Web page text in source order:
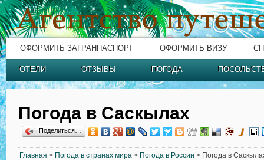
ОФОРМИТЬ ЗАГРАНПАСПОРТ ОФОРМИТЬ ВИЗУ
ОТЕЛИ ОТЗЫВЫ ПОГОДА
Погода в Саскылах
Поделиться…
Главная > Погода в странах мира > Погода в России > Погода в